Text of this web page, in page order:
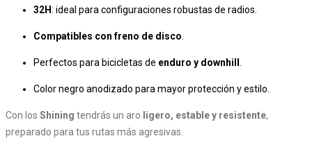
32H: ideal para configuraciones robustas de radios.
Compatibles con freno de disco
Perfectos para bicicletas de enduro y downhill
Color negro anodizado para mayor protección y estilo.
Con los Shining tendrás un aro ligero, estable y resistente,
preparado para tus rutas más agresivas.